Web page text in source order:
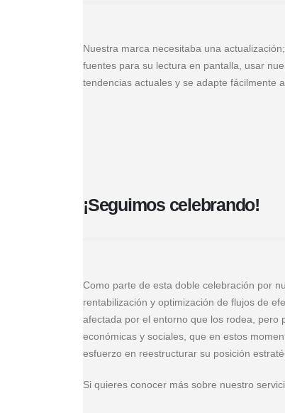
Nuestra marca necesitaba una
fuentes para su lectura en pantalla, usar
tendencias actuales y se adapte fácilmente
¡Seguimos celebrando!
Como parte de esta doble celebración por
rentabilización y optimización de flujos de
afectada por el entorno que los rodea, pero
económicas y sociales, que en estos
esfuerzo en reestructurar su posición
Si quieres conocer más sobre nuestro